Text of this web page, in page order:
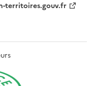
territoires.gouv.fr